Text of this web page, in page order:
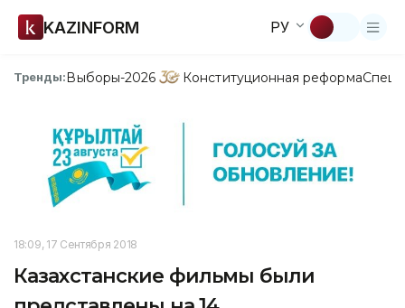
KAZINFORM РУ
Тренды:Выборы-2026 Конституционная реформа
18:09, 17 Сентября 2018
Казахстанские фильмы были